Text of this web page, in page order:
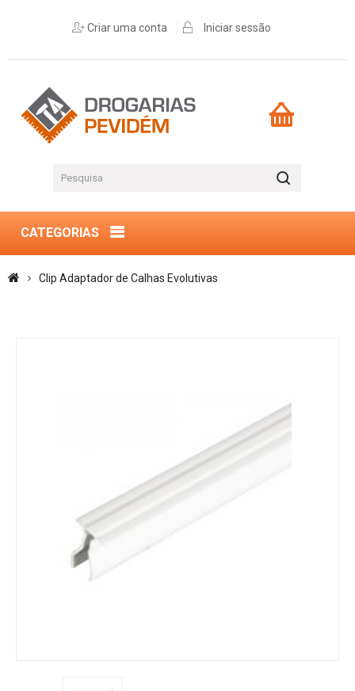
Criar uma conta Iniciar sessão
CATEGORIAS
Clip Adaptador de Calhas Evolutivas